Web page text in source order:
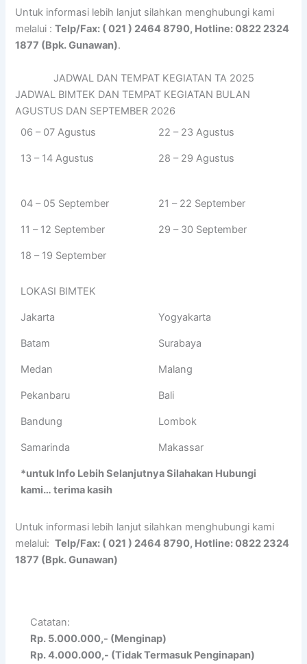
Untuk informasi lebih lanjut silahkan menghubungi kami
melalui :Telp/Fax: ( 021 ) 2464 8790, Hotline: 0822 2324
1877 (Bpk. Gunawan).
JADWAL DAN TEMPAT KEGIATAN TA 2025
JADWAL BIMTEK DAN TEMPAT KEGIATAN BULAN
AGUSTUS DAN SEPTEMBER 2026
06 – 07 Agustus
22 – 23 Agustus
13 – 14 Agustus 28 – 29 Agustus
04 – 05 September 21 – 22 September
11 – 12 September 29 – 30 September
18 – 19 September
LOKASI BIMTEK
Jakarta Yogyakarta
Batam Surabaya
Medan Malang
Pekanbaru Bali
Bandung Lombok
Samarinda Makassar
*untuk Info Lebih Selanjutnya Silahakan Hubungi
kami… terima kasih
Untuk informasi lebih lanjut silahkan menghubungi kami
melalui:Telp/Fax: ( 021 ) 2464 8790, Hotline: 0822 2324
1877 (Bpk. Gunawan)
Catatan:
Rp. 5.000.000,- (Menginap)
Rp. 4.000.000,- (Tidak Termasuk Penginapan)